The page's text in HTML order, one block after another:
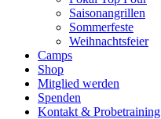
Saisonangrillen
Sommerfeste
Weihnachtsfeier
Camps
Shop
Mitglied werden
Spenden
Kontakt & Probetraining